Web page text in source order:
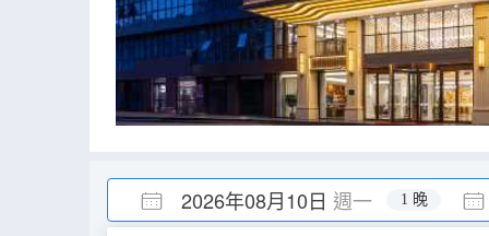
2026年08月10日 週一 1 晚